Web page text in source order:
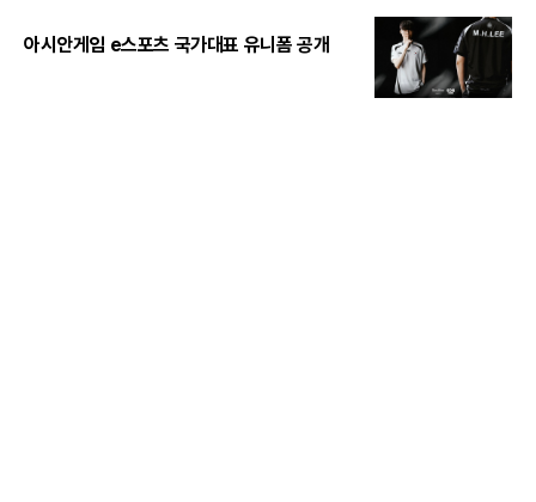
아시안게임 e스포츠 국가대표 유니폼 공개